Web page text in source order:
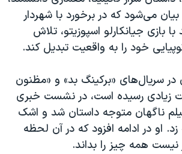
بیان می‌شود که در برخورد با شهردار
بازی جیانکارلو اسپوزیتو، تلاش
خود را به واقعیت تبدیل کند.
در سریال‌های «برکینگ بد» و «مظنون
زیادی رسیده است، در نشست خبری
ناگهان متوجه داستان شد و اشک
او در ادامه افزود که در آن لحظه
نیست همه چیز را بداند.